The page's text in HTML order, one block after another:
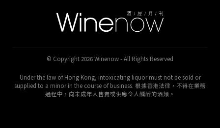
© Copyright 2026 Winenow - All Rights Reserved
Under the law of Hong Kong, intoxicating liquor must not be sold or
supplied to a minor in the course of business. 根據香港法律，不得在業務
過程中，向未成年人售賣或供應令人醺醉的酒類。